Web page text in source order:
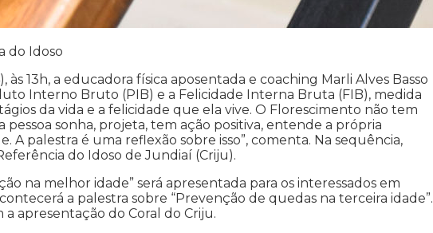
do Idoso
13h, a educadora física aposentada e coaching Marli Alves Basso
Interno Bruto (PIB) e a Felicidade Interna Bruta (FIB), medida
da vida e a felicidade que ela vive. O Florescimento não tem
sonha, projeta, tem ação positiva, entende a própria
A palestra é uma reflexão sobre isso”, comenta. Na sequência,
do Idoso de Jundiaí (Criju).
na melhor idade” será apresentada para os interessados em
a palestra sobre “Prevenção de quedas na terceira idade”.
apresentação do Coral do Criju.